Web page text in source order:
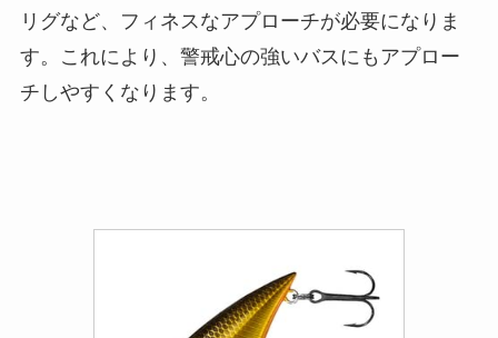
リグなど、フィネスなアプローチが必要になりま
す。これにより、警戒心の強いバスにもアプロー
チしやすくなります。